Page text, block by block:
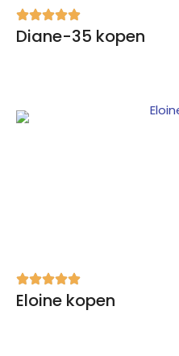
Diane-35 kopen
Eloine kopen